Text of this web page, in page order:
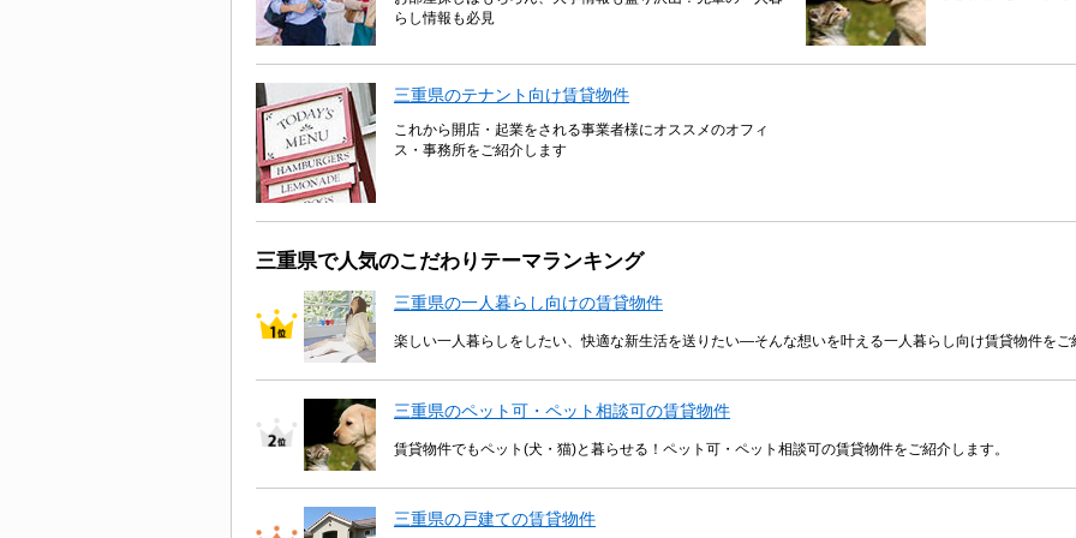
らし情報も必見
三重県のテナント向け賃貸物件
これから開店・起業をされる事業者様にオススメのオフィ
ス・事務所をご紹介します
三重県で人気のこだわりテーマランキング
三重県の一人暮らし向けの賃貸物件
楽しい一人暮らしをしたい、快適な新生活を送りたい―そんな想いを叶える一人暮らし向け賃貸物件をご
三重県のペット可・ペット相談可の賃貸物件
賃貸物件でもペット(犬・猫)と暮らせる！ペット可・ペット相談可の賃貸物件をご紹介します。
三重県の戸建ての賃貸物件